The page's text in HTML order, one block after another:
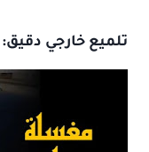
تلميع خارجي